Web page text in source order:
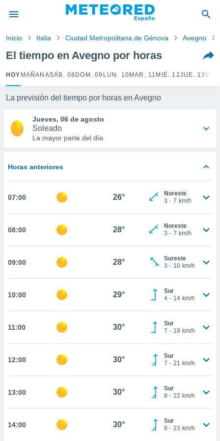
por
para
que se
calidad.
a este
y
digital
permite
seguir
coste.
a la
todas
nuestros
nos
análisis
perfil
y
en
CONFIGURACIÓN
Inicio Italia Ciudad Metropolitana de Génova Avegno
El tiempo en Avegno por horas
HOY MAÑANASÁB. 08 DOM. 09 LUN. 10 MAR. 11 MIÉ. 12JUE. 13VIE.
La previsión del tiempo por horas en Avegno
Jueves, 06 de agosto
Soleado
La mayor parte del día
Horas anteriores
07:00 26°
Noreste
3 - 7 km/h
08:00 28°
Noreste
3 - 7 km/h
09:00 28°
Sureste
3 - 10 km/h
10:00 29°
Sur
4 - 14 km/h
11:00 30°
Sur
7 - 19 km/h
12:00 30°
Sur
7 - 21 km/h
13:00 30°
Sur
8 - 22 km/h
14:00 30°
Sur
8 - 23 km/h